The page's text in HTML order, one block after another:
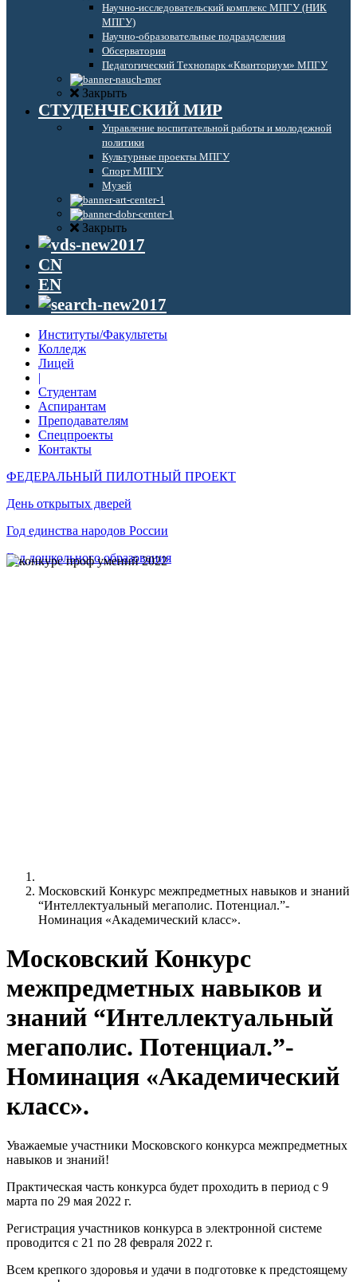
Научно-исследовательский комплекс МПГУ (НИК
МПГУ)
Научно-образовательные подразделения
Обсерватория
Педагогический Технопарк «Кванториум» МПГУ
Закрыть
СТУДЕНЧЕСКИЙ МИР
Управление воспитательной работы и молодежной
политики
Культурные проекты МПГУ
Спорт МПГУ
Музей
Закрыть
CN
EN
Институты/Факультеты
Колледж
Лицей
|
Студентам
Аспирантам
Преподавателям
Спецпроекты
Контакты
ФЕДЕРАЛЬНЫЙ ПИЛОТНЫЙ ПРОЕКТ
День открытых дверей
Год единства народов России
Год дошкольного образования
Московский Конкурс межпредметных навыков и знаний
“Интеллектуальный мегаполис. Потенциал.”-
Номинация «Академический класс».
Московский Конкурс
межпредметных навыков и
знаний “Интеллектуальный
мегаполис. Потенциал.”-
Номинация «Академический
класс».
Уважаемые участники Московского конкурса межпредметных
навыков и знаний!
Практическая часть конкурса будет проходить в период с 9
марта по 29 мая 2022 г.
Регистрация участников конкурса в электронной системе
проводится с 21 по 28 февраля 2022 г.
Всем крепкого здоровья и удачи в подготовке к предстоящему